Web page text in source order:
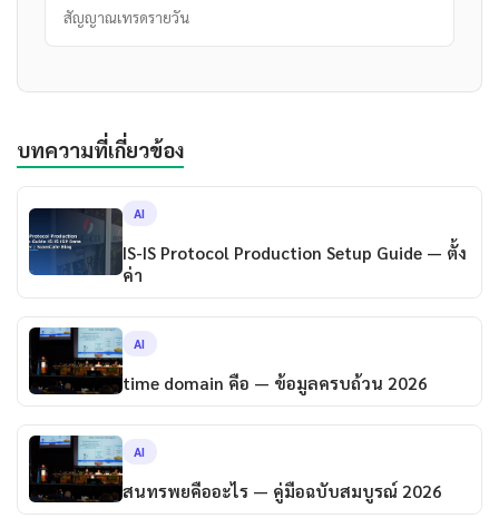
สัญญาณเทรดรายวัน
บทความที่เกี่ยวข้อง
AI
IS-IS Protocol Production Setup Guide — ตั้ง
ค่า
AI
time domain คือ — ข้อมูลครบถ้วน 2026
AI
สนทรพยคืออะไร — คู่มือฉบับสมบูรณ์ 2026